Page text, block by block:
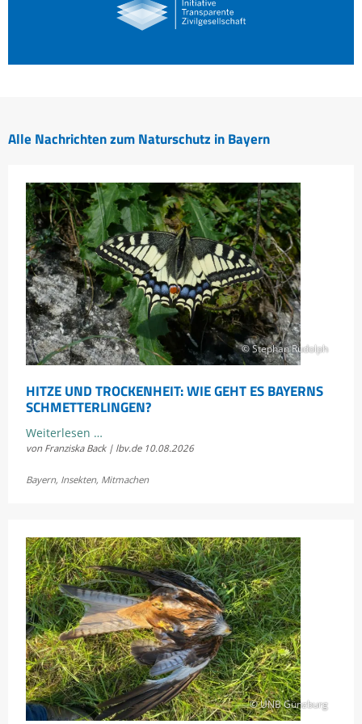
Alle Nachrichten zum Naturschutz in Bayern
© Stephan Rudolph
HITZE UND TROCKENHEIT: WIE GEHT ES BAYERNS
SCHMETTERLINGEN?
Weiterlesen …Hitze
und
Bayerns
Schmetterlingen?
von Franziska Back | lbv.de 10.08.2026
Bayern, Insekten, Mitmachen
© UNB Günzburg